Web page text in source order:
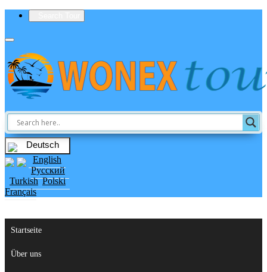
Deutsch
English
Русский
Turkish Polski
Français
Startseite
Über uns